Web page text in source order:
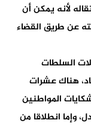
لأنه يمكن أن
عن طريق القضاء
السلطات
هناك عشرات
المواطنين
وإما انطلاقا من